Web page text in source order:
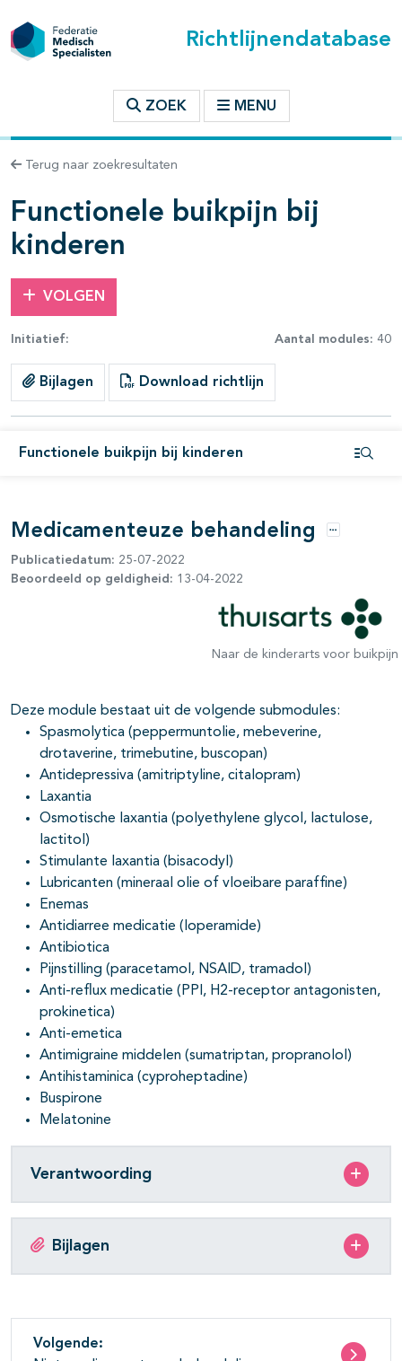
Richtlijnendatabase
ZOEK MENU
Terug naar zoekresultaten
Functionele buikpijn bij
kinderen
VOLGEN
Initiatief: Aantal modules: 40
Bijlagen Download richtlijn
Functionele buikpijn bij kinderen
binnen deze richtlijn
open- en dichtklappen
open- en dichtklappen
open- en dichtklappen
Medicamenteuze behandeling Opties
Publicatiedatum: 25-07-2022
Beoordeeld op geldigheid: 13-04-2022
Naar de kinderarts voor
Deze module bestaat uit de volgende submodules:
Spasmolytica (peppermuntolie, mebeverine,
drotaverine, trimebutine, buscopan)
Antidepressiva (amitriptyline, citalopram)
Laxantia
Osmotische laxantia (polyethylene glycol, lactulose,
lactitol)
Stimulante laxantia (bisacodyl)
Lubricanten (mineraal olie of vloeibare paraffine)
Enemas
Antidiarree medicatie (loperamide)
Antibiotica
Pijnstilling (paracetamol, NSAID, tramadol)
Anti-reflux medicatie (PPI, H2-receptor antagonisten,
prokinetica)
Anti-emetica
Antimigraine middelen (sumatriptan, propranolol)
Antihistaminica (cyproheptadine)
Buspirone
Melatonine
Verantwoording
Bijlagen
Volgende: